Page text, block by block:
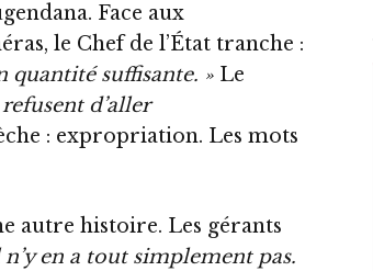
Face aux
le Chef de l’État tranche :
quantité suffisante. » Le
d’aller
: expropriation. Les mots
autre histoire. Les gérants
en a tout simplement pas.